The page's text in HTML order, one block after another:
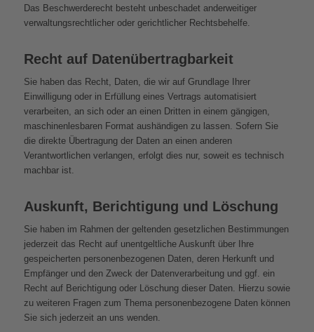
Das Beschwerderecht besteht unbeschadet anderweitiger
verwaltungsrechtlicher oder gerichtlicher Rechtsbehelfe.
Recht auf Daten­übertrag­barkeit
Sie haben das Recht, Daten, die wir auf Grundlage Ihrer
Einwilligung oder in Erfüllung eines Vertrags automatisiert
verarbeiten, an sich oder an einen Dritten in einem gängigen,
maschinenlesbaren Format aushändigen zu lassen. Sofern Sie
die direkte Übertragung der Daten an einen anderen
Verantwortlichen verlangen, erfolgt dies nur, soweit es technisch
machbar ist.
Auskunft, Berichtigung und Löschung
Sie haben im Rahmen der geltenden gesetzlichen Bestimmungen
jederzeit das Recht auf unentgeltliche Auskunft über Ihre
gespeicherten personenbezogenen Daten, deren Herkunft und
Empfänger und den Zweck der Datenverarbeitung und ggf. ein
Recht auf Berichtigung oder Löschung dieser Daten. Hierzu sowie
zu weiteren Fragen zum Thema personenbezogene Daten können
Sie sich jederzeit an uns wenden.